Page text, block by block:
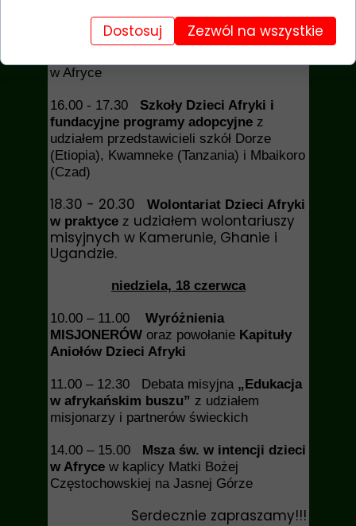
11.00 - 14.00 Uroczyste rozpoczęcie oraz
prezentacja działalności fundacji z
w Afryce
16.00 - 17.30 Szkoły Dzieci Afryki i
fundacyjne programy adopcyjne z
udziałem przedstawicieli szkół Dorze
(Etiopia), Kwamneke (Tanzania) i Mbaikoro
(Czad)
18.30 - 20.30
Wolontariat Dzieci Afryki
w praktyce z udziałem wolontariuszy
misyjnych w Kamerunie, Ghanie i
Ugandzie.
niedziela, 18 czerwca
10.00 – 11.00 Wyróżnienia
MISJONERÓW oraz powołanie Kapituły
Aniołów Dzieci Afryki
11.00 – 12.30 Debata misyjna „Edukacja
w afrykańskim buszu” z udziałem
misjonarzy i partnerów świeckich
14.00 – 15.00 Msza św. w intencji dzieci
w Afryce w kaplicy Matki Bożej
Częstochowskiej na Jasnej Górze
Serdecznie zapraszamy!!!
Dostosuj Zezwól na wszystkie